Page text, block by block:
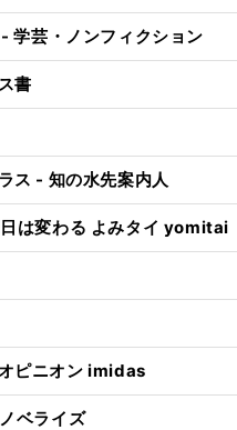
学芸・ノンフィクション
書
ス - 知の水先案内人
は変わる よみタイ yomitai
ピニオン imidas
ベライズ